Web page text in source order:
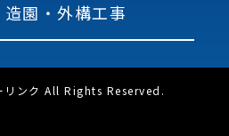
造園・外構工事
リンク All Rights Reserved.